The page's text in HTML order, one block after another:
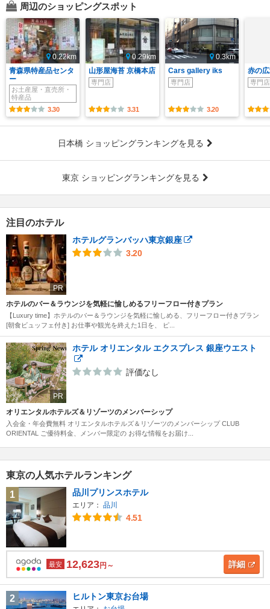
周辺のショッピングスポット
0.22km
青森県特産品センタ
ー
お土産屋・直売所・
特産品
3.30
0.29km
山形屋海苔 京橋本店
専門店
3.31
0.3km
Cars gallery iks
専門店
3.20
赤の
専門店
日本橋 ショッピングランキングを見る
東京 ショッピングランキングを見る
注目のホテル
PR
ホテルグランバッハ東京銀座
3.20
ホテルのバー＆ラウンジを気軽に愉しめるフリーフロー付きプラン
【Luxury time】ホテルのバー＆ラウンジを気軽に愉しめる、フリーフロー付きプラン
[朝食ビュッフェ付き] お仕事や観光を終えた1日を、 ピ...
PR
ホテル オリエンタル エクスプレス 銀座ウエスト
評価なし
オリエンタルホテルズ＆リゾーツのメンバーシップ
入会金・年会費無料 オリエンタルホテルズ＆リゾーツのメンバーシップ CLUB
ORIENTAL ご優待料金、メンバー限定の お得な情報をお届け...
東京の人気ホテルランキング
1
品川プリンスホテル
エリア： 品川
4.51
最安 12,623円～ 詳細
2 ヒルトン東京お台場